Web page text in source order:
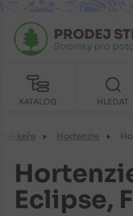
KATALOG
PRODEJ
Stromky pro
HLEDAT
keře Hortenzie
Eclipse,